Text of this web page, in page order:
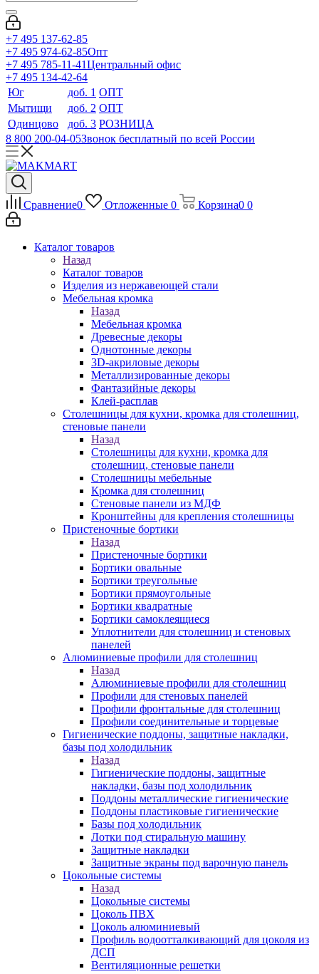
+7 495 137-62-85
+7 495 974-62-85Опт
+7 495 785-11-41Центральный офис
+7 495 134-42-64
Юг
доб. 1 ОПТ
Мытищи
доб. 2 ОПТ
Одинцово
доб. 3 РОЗНИЦА
8 800 200-04-05Звонок бесплатный по всей России
Сравнение0 Отложенные 0 Корзина0 0
Каталог товаров
Назад
Каталог товаров
Изделия из нержавеющей стали
Мебельная кромка
Назад
Мебельная кромка
Древесные декоры
Однотонные декоры
3D-акриловые декоры
Металлизированные декоры
Фантазийные декоры
Клей-расплав
Столешницы для кухни, кромка для столешниц,
стеновые панели
Назад
Столешницы для кухни, кромка для
столешниц, стеновые панели
Столешницы мебельные
Кромка для столешниц
Стеновые панели из МДФ
Кронштейны для крепления столешницы
Пристеночные бортики
Назад
Пристеночные бортики
Бортики овальные
Бортики треугольные
Бортики прямоугольные
Бортики квадратные
Бортики самоклеящиеся
Уплотнители для столешниц и стеновых
панелей
Алюминиевые профили для столешниц
Назад
Алюминиевые профили для столешниц
Профили для стеновых панелей
Профили фронтальные для столешниц
Профили соединительные и торцевые
Гигиенические поддоны, защитные накладки,
базы под холодильник
Назад
Гигиенические поддоны, защитные
накладки, базы под холодильник
Поддоны металлические гигиенические
Поддоны пластиковые гигиенические
Базы под холодильник
Лотки под стиральную машину
Защитные накладки
Защитные экраны под варочную панель
Цокольные системы
Назад
Цокольные системы
Цоколь ПВХ
Цоколь алюминиевый
Профиль водоотталкивающий для цоколя из
ДСП
Вентиляционные решетки